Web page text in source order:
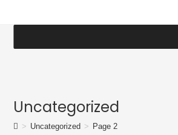
Uncategorized
> Uncategorized > Page 2